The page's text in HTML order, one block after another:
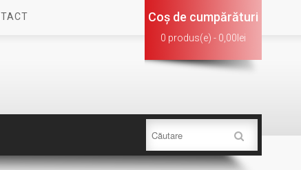
Coş de cumpărături
0 produs(e) - 0,00lei